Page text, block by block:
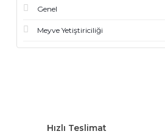
Genel
Meyve Yetiştiriciliği
Hızlı Teslimat